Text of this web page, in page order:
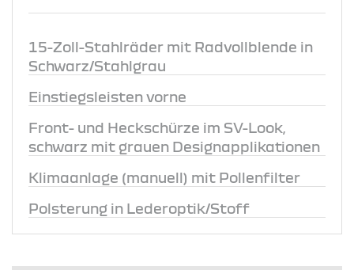
15-Zoll-Stahlräder mit Radvollblende in
Schwarz/Stahlgrau
Einstiegsleisten vorne
Front- und Heckschürze im SV-Look,
schwarz mit grauen Designapplikationen
Klimaanlage (manuell) mit Pollenfilter
Polsterung in Lederoptik/Stoff